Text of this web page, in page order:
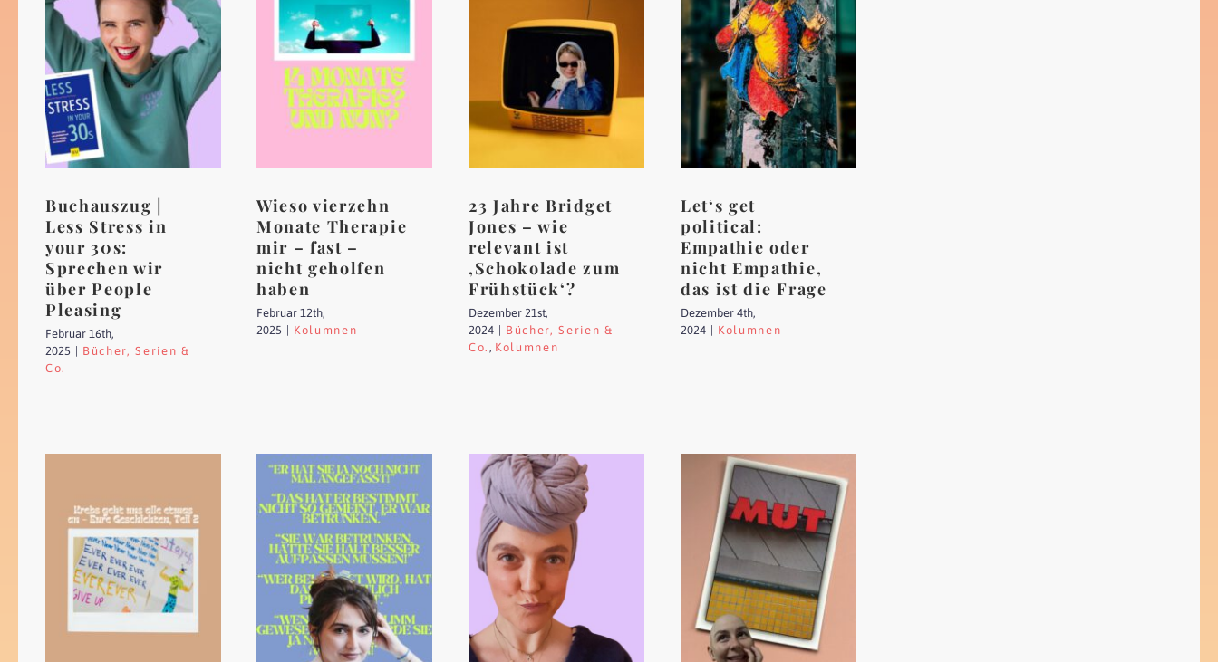
Buchauszug |
Less Stress in
your 30s:
Sprechen wir
über People
Pleasing
Februar 16th,
2025 | Bücher, Serien &
Co.
Wieso vierzehn
Monate Therapie
mir – fast –
nicht geholfen
haben
Februar 12th,
2025 | Kolumnen
23 Jahre Bridget
Jones – wie
relevant ist
‚Schokolade zum
Frühstück‘?
Dezember 21st,
2024 | Bücher, Serien &
Co. , Kolumnen
Let‘s get
political:
Empathie oder
nicht Empathie,
das ist die Frage
Dezember 4th,
2024 | Kolumnen